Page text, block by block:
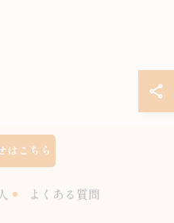
はこちら
よくある質問